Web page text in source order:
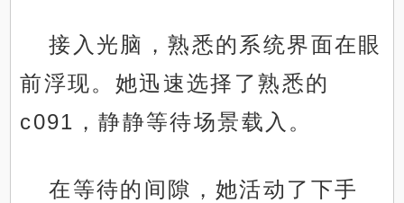
接入光脑，熟悉的系统界面在眼
前浮现。她迅速选择了熟悉的
c091，静静等待场景载入。
在等待的间隙，她活动了下手